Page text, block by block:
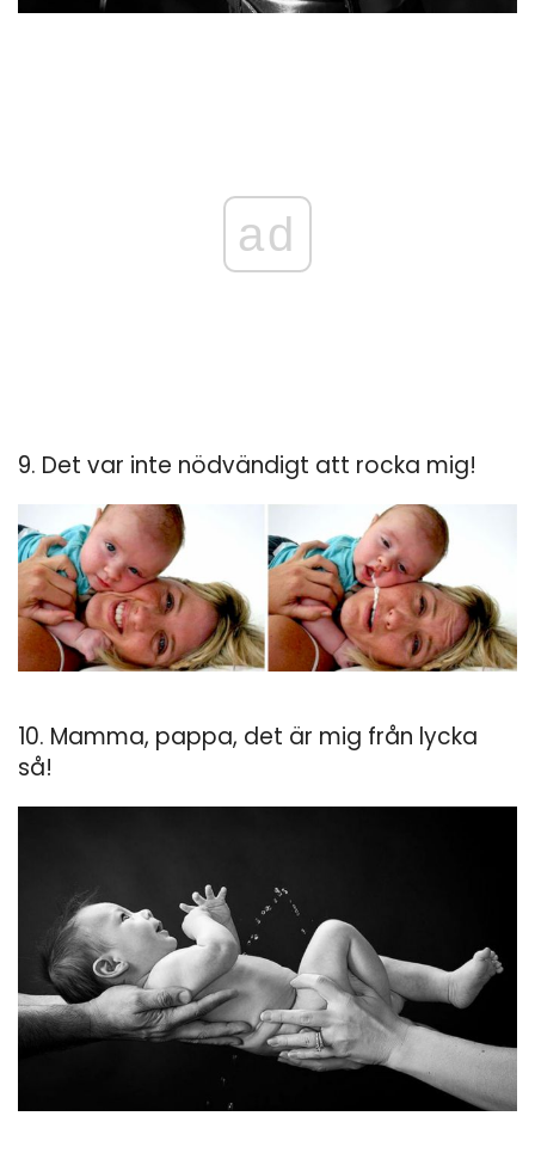
ad
9. Det var inte nödvändigt att rocka mig!
10. Mamma, pappa, det är mig från lycka
så!